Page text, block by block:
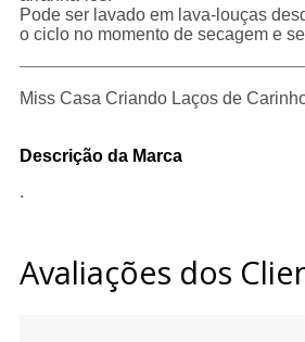
Pode ser lavado em lava-louças
o ciclo no momento de secagem e
Miss Casa Criando Laços de
Descrição da Marca
.
Avaliações dos